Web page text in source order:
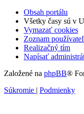
Obsah portálu
Všetky časy sú v
Vymazať cookies
Zoznam
Realizačný tím
Napísať
Založené na phpBB®
Súkromie | Podmienky